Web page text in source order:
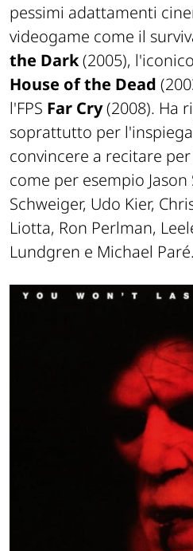
pessimi adattamenti
videogame come il
the Dark(2005),
House of the Dead
l'FPS Far Cry(2008). Ha
soprattutto per
convincere a recitare
come per esempio Jason
Schweiger, Udo Kier,
Liotta, Ron Perlman,
Lundgren e Michael Paré.